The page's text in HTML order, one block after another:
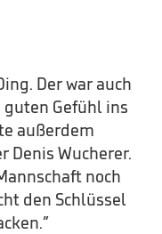
Der war auch
Gefühl ins
außerdem
Denis Wucherer.
noch
den Schlüssel